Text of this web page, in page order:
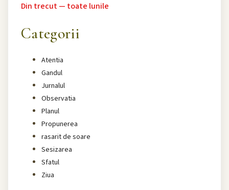
Din trecut — toate lunile
Categorii
Atentia
Gandul
Jurnalul
Observatia
Planul
Propunerea
rasarit de soare
Sesizarea
Sfatul
Ziua